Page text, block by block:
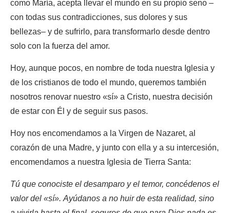
con todas sus contradicciones, sus dolores y sus
bellezas– y de sufrirlo, para transformarlo desde dentro
solo con la fuerza del amor.
Hoy, aunque pocos, en nombre de toda nuestra Iglesia y
de los cristianos de todo el mundo, queremos también
nosotros renovar nuestro «sí» a Cristo, nuestra decisión
de estar con Él y de seguir sus pasos.
Hoy nos encomendamos a la Virgen de Nazaret, al
corazón de una Madre, y junto con ella y a su intercesión,
encomendamos a nuestra Iglesia de Tierra Santa:
Tú que conociste el desamparo y el temor, concédenos el
valor del «sí». Ayúdanos a no huir de esta realidad, sino